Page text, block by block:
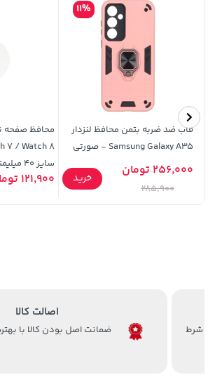
27,580,000 تومان خرید
2,399,500 تومان
2,729,000 تومان خرید
141,000 تومان
165,900
قاب ضد ضربه بتمن محافظ لنزدار
Samsung Galaxy A35 - صورتی
11%
256,000 تومان
285,900
خرید
محافظ صفحه
سایز 40 میلیمتری
121,900 تومان
اصالت کالا
ضمانت اصل بودن کالا با